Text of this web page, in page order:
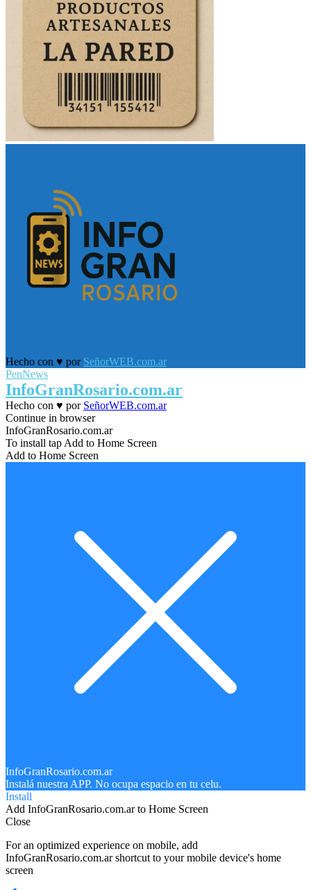
Facebook
Twitter
Youtube
Hecho con ♥ por SeñorWEB.com.ar
PenNews
Facebook
Twitter
Youtube
InfoGranRosario.com.ar
Hecho con ♥ por SeñorWEB.com.ar
Facebook
Twitter
Youtube
Continue in browser
InfoGranRosario.com.ar
To install tap Add to Home Screen
Add to Home Screen
InfoGranRosario.com.ar
Instalá nuestra APP. No ocupa espacio en tu celu.
Install
Add InfoGranRosario.com.ar to Home Screen
Close
For an optimized experience on mobile, add
InfoGranRosario.com.ar shortcut to your mobile device's home
screen